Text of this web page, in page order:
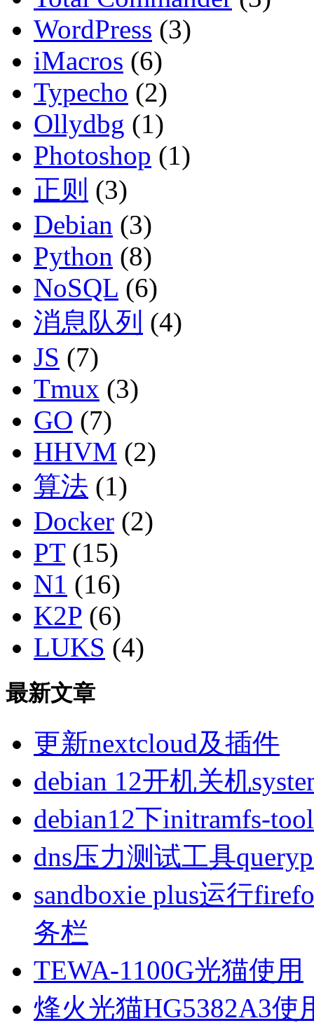
WordPress (3)
iMacros (6)
Typecho (2)
Ollydbg (1)
Photoshop (1)
正则 (3)
Debian (3)
Python (8)
NoSQL (6)
消息队列 (4)
JS (7)
Tmux (3)
GO (7)
HHVM (2)
算法 (1)
Docker (2)
PT(15)
N1 (16)
K2P (6)
LUKS (4)
最新文章
更新nextcloud及插件
debian 12开机关机
debian12下initramfs-
dns压力测试工具
sandboxie plus运行
务栏
TEWA-1100G光猫使用
烽火光猫HG5382A3使